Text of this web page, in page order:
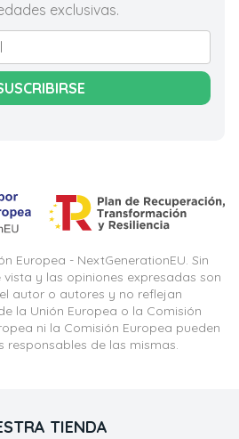
exclusivas.
Europea - NextGenerationEU. Sin
y las opiniones expresadas son
autor o autores y no reflejan
la Unión Europea o la Comisión
ni la Comisión Europea pueden
responsables de las mismas.
TIENDA